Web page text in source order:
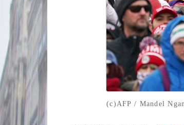
(c)AFP / Mandel Ngan